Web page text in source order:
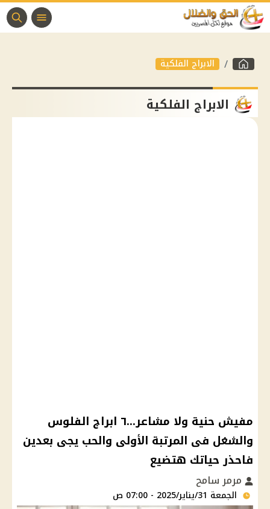
الابراج الفلكية
الابراج الفلكية
مفيش حنية ولا مشاعر...٦ ابراج الفلوس
والشغل فى المرتبة الأولى والحب يجى بعدين
فاحذر حياتك هتضيع
مرمر سامح
الجمعة 31/يناير/2025 - 07:00 ص